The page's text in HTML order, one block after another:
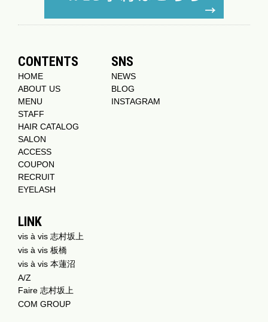
CONTENTS
HOME
ABOUT US
MENU
STAFF
HAIR CATALOG
SALON
ACCESS
COUPON
RECRUIT
EYELASH
SNS
NEWS
BLOG
INSTAGRAM
LINK
vis à vis 志村坂上
vis à vis 板橋
vis à vis 本蓮沼
A/Z
Faire 志村坂上
COM GROUP